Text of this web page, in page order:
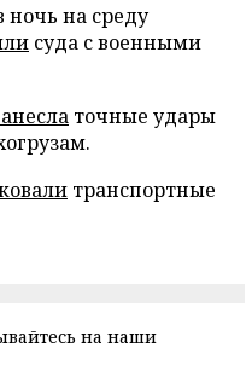
ночь на среду
суда с военными
точные удары
транспортные
на наши